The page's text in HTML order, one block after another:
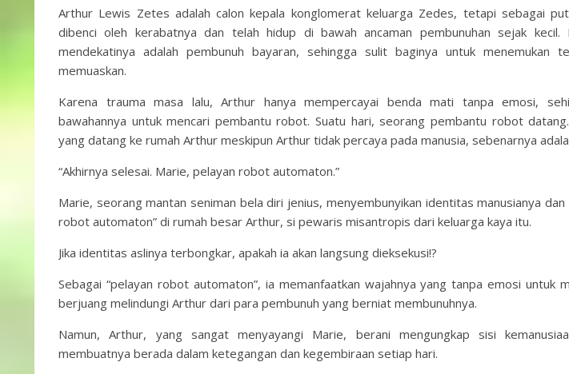
Arthur Lewis Zetes adalah calon kepala konglomerat keluarga Zedes, tetapi sebagai
dibenci oleh kerabatnya dan telah hidup di bawah ancaman pembunuhan sejak kecil.
mendekatinya adalah pembunuh bayaran, sehingga sulit baginya untuk menemukan
memuaskan.
Karena trauma masa lalu, Arthur hanya mempercayai benda mati tanpa emosi,
bawahannya untuk mencari pembantu robot. Suatu hari, seorang pembantu robot
yang datang ke rumah Arthur meskipun Arthur tidak percaya pada manusia, sebenarnya
“Akhirnya selesai. Marie, pelayan robot automaton.”
Marie, seorang mantan seniman bela diri jenius, menyembunyikan identitas manusianya
robot automaton” di rumah besar Arthur, si pewaris misantropis dari keluarga kaya itu.
Jika identitas aslinya terbongkar, apakah ia akan langsung dieksekusi!?
Sebagai “pelayan robot automaton”, ia memanfaatkan wajahnya yang tanpa emosi untuk
berjuang melindungi Arthur dari para pembunuh yang berniat membunuhnya.
Namun, Arthur, yang sangat menyayangi Marie, berani mengungkap sisi
membuatnya berada dalam ketegangan dan kegembiraan setiap hari.